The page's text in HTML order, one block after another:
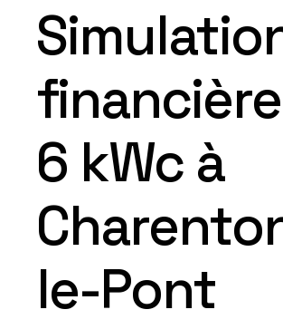
6 kWc à
le-Pont